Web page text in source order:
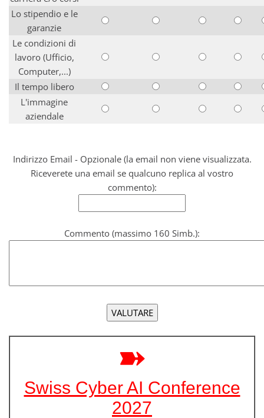
Lo stipendio e le
garanzie
Le condizioni di
lavoro (Ufficio,
Computer,...)
Il tempo libero
L'immagine
aziendale
Indirizzo Email - Opzionale (la email non viene visualizzata.
Riceverete una email se qualcuno replica al vostro
commento):
Commento (massimo 160 Simb.):